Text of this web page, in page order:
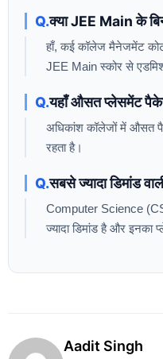
क्या JEE Main के
हाँ, कई कॉलेज मैनेजमेंट
JEE Main स्कोर से
यहाँ औसत प्लेसमेंट
अधिकांश कॉलेजों में औसत
रहता है।
सबसे ज्यादा डिमांड
Computer Science
ज्यादा डिमांड है और इनका
Aadit Singh